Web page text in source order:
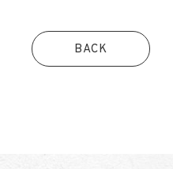
BACK